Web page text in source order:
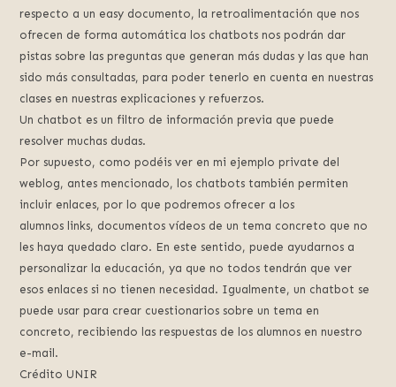
respecto a un easy documento, la retroalimentación que nos
ofrecen de forma automática los chatbots nos podrán dar
pistas sobre las preguntas que generan más dudas y las que han
sido más consultadas, para poder tenerlo en cuenta en nuestras
clases en nuestras explicaciones y refuerzos.
Un chatbot es un filtro de información previa que puede
resolver muchas dudas.
Por supuesto, como podéis ver en mi ejemplo private del
weblog, antes mencionado, los chatbots también permiten
incluir enlaces, por lo que podremos ofrecer a los
alumnos links, documentos vídeos de un tema concreto que no
les haya quedado claro. En este sentido, puede ayudarnos a
personalizar la educación, ya que no todos tendrán que ver
esos enlaces si no tienen necesidad. Igualmente, un chatbot se
puede usar para crear cuestionarios sobre un tema en
concreto, recibiendo las respuestas de los alumnos en nuestro
e-mail.
Crédito UNIR